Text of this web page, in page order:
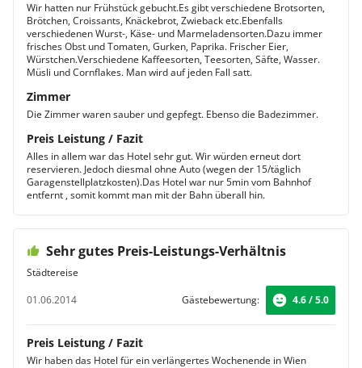
Wir hatten nur Frühstück gebucht.Es gibt verschiedene Brotsorten,
Brötchen, Croissants, Knäckebrot, Zwieback etc.Ebenfalls
verschiedenen Wurst-, Käse- und Marmeladensorten.Dazu immer
frisches Obst und Tomaten, Gurken, Paprika. Frischer Eier,
Würstchen.Verschiedene Kaffeesorten, Teesorten, Säfte, Wasser.
Müsli und Cornflakes. Man wird auf jeden Fall satt.
Zimmer
Die Zimmer waren sauber und gepfegt. Ebenso die Badezimmer.
Preis Leistung / Fazit
Alles in allem war das Hotel sehr gut. Wir würden erneut dort
reservieren. Jedoch diesmal ohne Auto (wegen der 15/täglich
Garagenstellplatzkosten).Das Hotel war nur 5min vom Bahnhof
entfernt , somit kommt man mit der Bahn überall hin.
Sehr gutes Preis-Leistungs-Verhältnis
Städtereise
01.06.2014
Gästebewertung: 4.6 / 5.0
Preis Leistung / Fazit
Wir haben das Hotel für ein verlängertes Wochenende in Wien